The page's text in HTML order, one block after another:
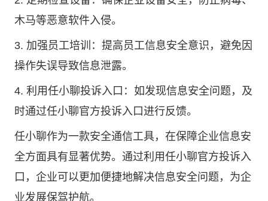
木马等恶意软件入侵。
3. 加强员工培训：提高员工信息安全意识，避免因
操作失误导致信息泄露。
4. 利用任小聊投诉入口：如发现信息安全问题，及
时通过任小聊官方投诉入口进行反馈。
任小聊作为一款安全通信工具，在保障企业信息安
全方面具有显著优势。通过利用任小聊官方投诉入
口，企业可以更加便捷地解决信息安全问题，为企
业发展保驾护航。